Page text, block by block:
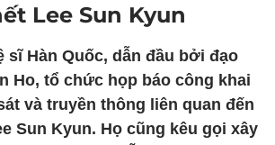
Lee Sun Kyun
sĩ Hàn Quốc, dẫn đầu bởi đạo
Ho, tổ chức họp báo công khai
và truyền thông liên quan đến
Sun Kyun. Họ cũng kêu gọi xây